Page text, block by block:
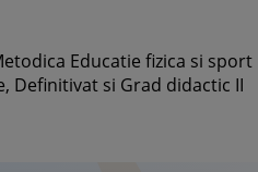
Educatie fizica si sport
Definitivat si Grad didactic II